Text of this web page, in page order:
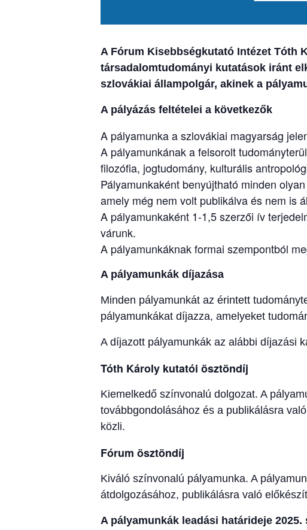
A Fórum Kisebbségkutató Intézet Tóth
társadalomtudományi kutatások iránt
szlovákiai állampolgár, akinek a
A pályázás feltételei a következők
A pályamunka a szlovákiai magyarság
A pályamunkának a felsorolt
filozófia, jogtudomány, kulturális
Pályamunkaként benyújtható minden
amely még nem volt publikálva és nem is
A pályamunkaként 1-1,5 szerzői ív
várunk.
A pályamunkáknak formai szempontból
A pályamunkák díjazása
Minden pályamunkát az érintett
pályamunkákat díjazza, amelyeket
A díjazott pályamunkák az alábbi díjazási
Tóth Károly kutatói ösztöndíj
Kiemelkedő színvonalú dolgozat. A
továbbgondolásához és a publikálásra
közli.
Fórum ösztöndíj
Kiváló színvonalú pályamunka. A
átdolgozásához, publikálásra való
A pályamunkák leadási határideje 2025.